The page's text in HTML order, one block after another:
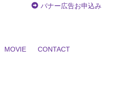
バナー広告お申込み
MOVIE CONTACT